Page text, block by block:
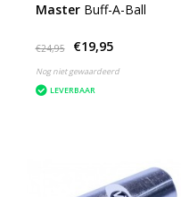
Master Buff-A-Ball
€24,95 €19,95
Nog niet gewaardeerd
LEVERBAAR